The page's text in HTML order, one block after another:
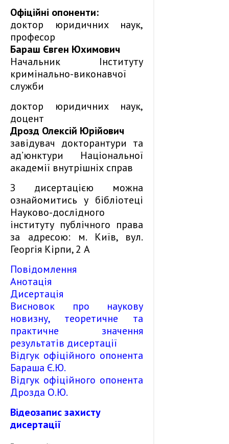
Офіційні опоненти:
доктор юридичних наук,
професор
Бараш Євген Юхимович
Начальник Інституту
кримінально-виконавчої
служби
доктор юридичних наук,
доцент
Дрозд Олексій Юрійович
завідувач докторантури та
ад’юнктури Національної
академії внутрішніх справ
З дисертацією можна
ознайомитись у бібліотеці
Науково-дослідного
інституту публічного права
за адресою: м. Київ, вул.
Георгія Кірпи, 2 А
Повідомлення
Анотація
Дисертація
Висновок про наукову
новизну, теоретичне та
практичне значення
результатів дисертації
Відгук офіційного опонента
Бараша Є.Ю.
Відгук офіційного опонента
Дрозда О.Ю.
Відеозапис захисту
дисертації